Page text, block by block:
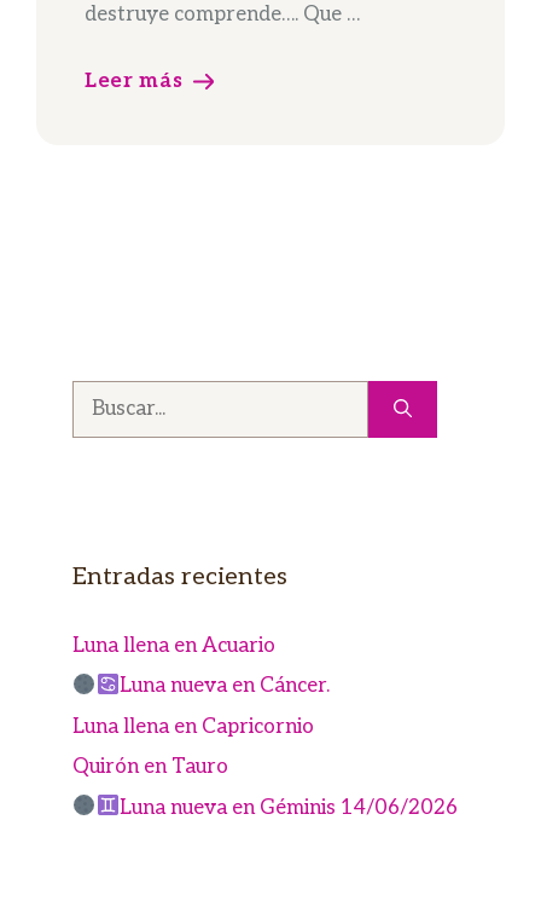
destruye comprende…. Que …
Leer más
Buscar:
Entradas recientes
Luna llena en Acuario
Luna nueva en Cáncer.
Luna llena en Capricornio
Quirón en Tauro
Luna nueva en Géminis 14/06/2026